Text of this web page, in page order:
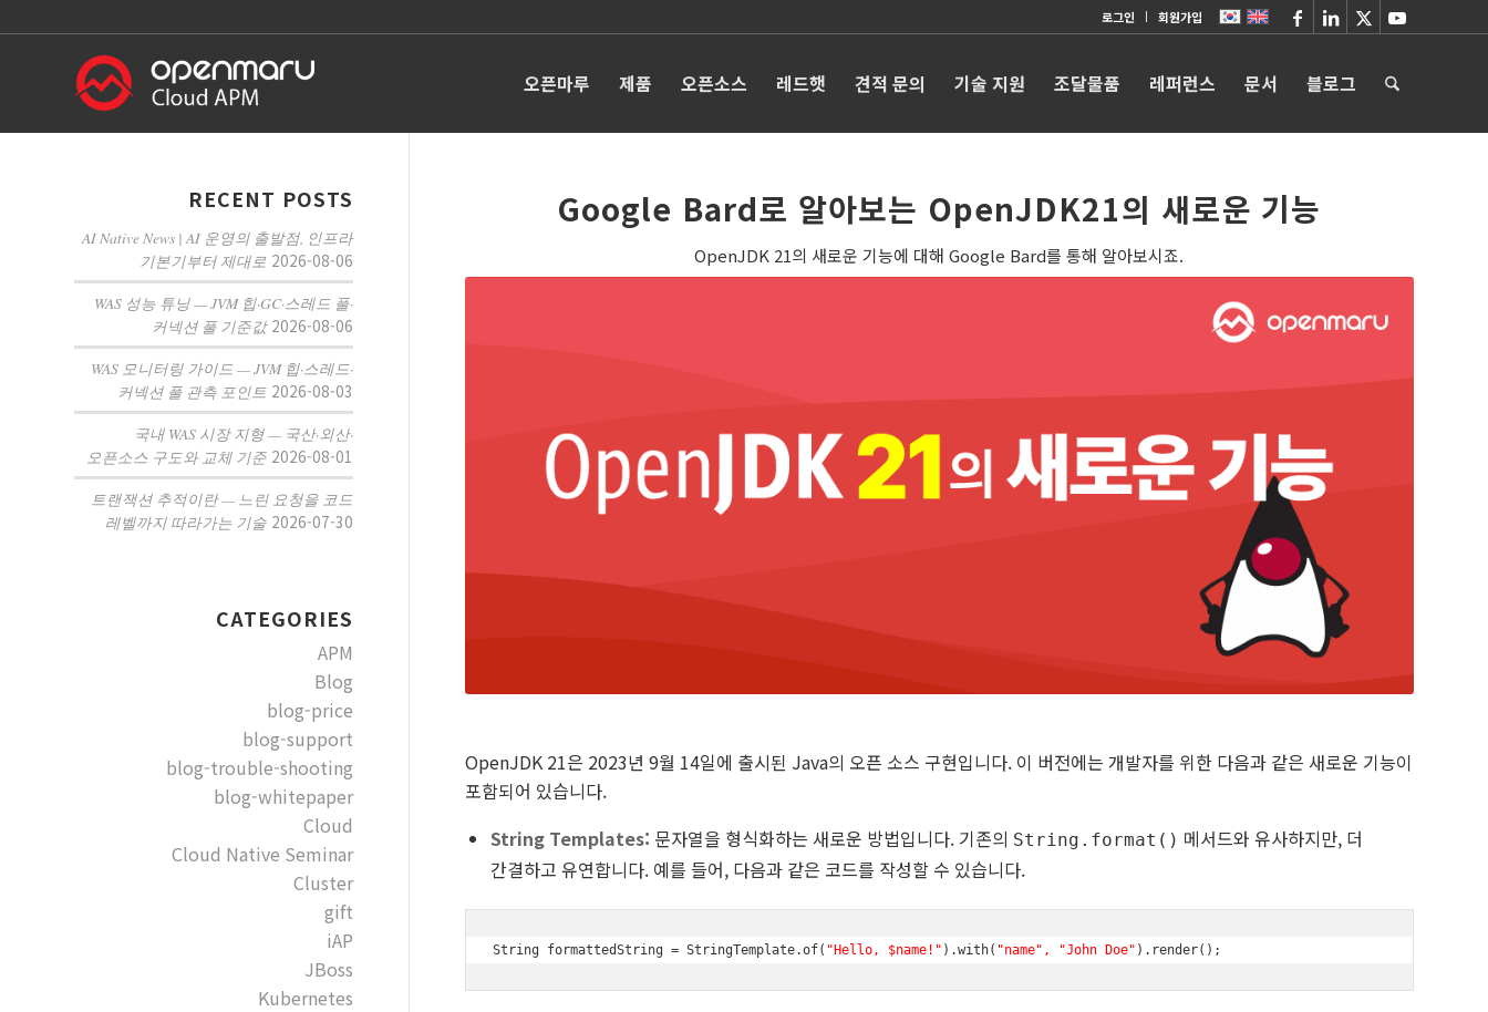
로그인 회원가입
오픈마루 제품 오픈소스 레드햇 견적 문의 기술 지원 조달물품 레퍼런스 문서 블로그
Google Bard로 알아보는 OpenJDK21의 새로운 기능
OpenJDK 21의 새로운 기능에 대해 Google Bard를 통해 알아보시죠.
OpenJDK 21은 2023년 9월 14일에 출시된 Java의 오픈 소스 구현입니다. 이 버전에는 개발자를 위한 다음과 같은 새로운 기능이
포함되어 있습니다.
String Templates: 문자열을 형식화하는 새로운 방법입니다. 기존의 String.format() 메서드와 유사하지만, 더
간결하고 유연합니다. 예를 들어, 다음과 같은 코드를 작성할 수 있습니다.
String formattedString = StringTemplate.of( "Hello, $name!" ).with( "name", "John Doe" ).render();
RECENT POSTS
AI Native News | AI 운영의 출발점, 인프라
기본기부터 제대로 2026-08-06
WAS 성능 튜닝 — JVM 힙·GC·스레드 풀·
커넥션 풀 기준값 2026-08-06
WAS 모니터링 가이드 — JVM 힙·스레드·
커넥션 풀 관측 포인트 2026-08-03
국내 WAS 시장 지형 — 국산·외산·
오픈소스 구도와 교체 기준 2026-08-01
트랜잭션 추적이란 — 느린 요청을 코드
레벨까지 따라가는 기술 2026-07-30
CATEGORIES
APM
Blog
blog-price
blog-support
blog-trouble-shooting
blog-whitepaper
Cloud
Cloud Native Seminar
Cluster
gift
iAP
JBoss
Kubernetes